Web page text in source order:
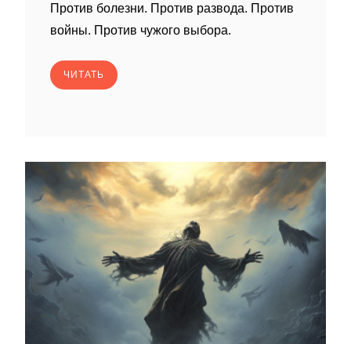
Против болезни. Против развода. Против
войны. Против чужого выбора.
ЧИТАТЬ